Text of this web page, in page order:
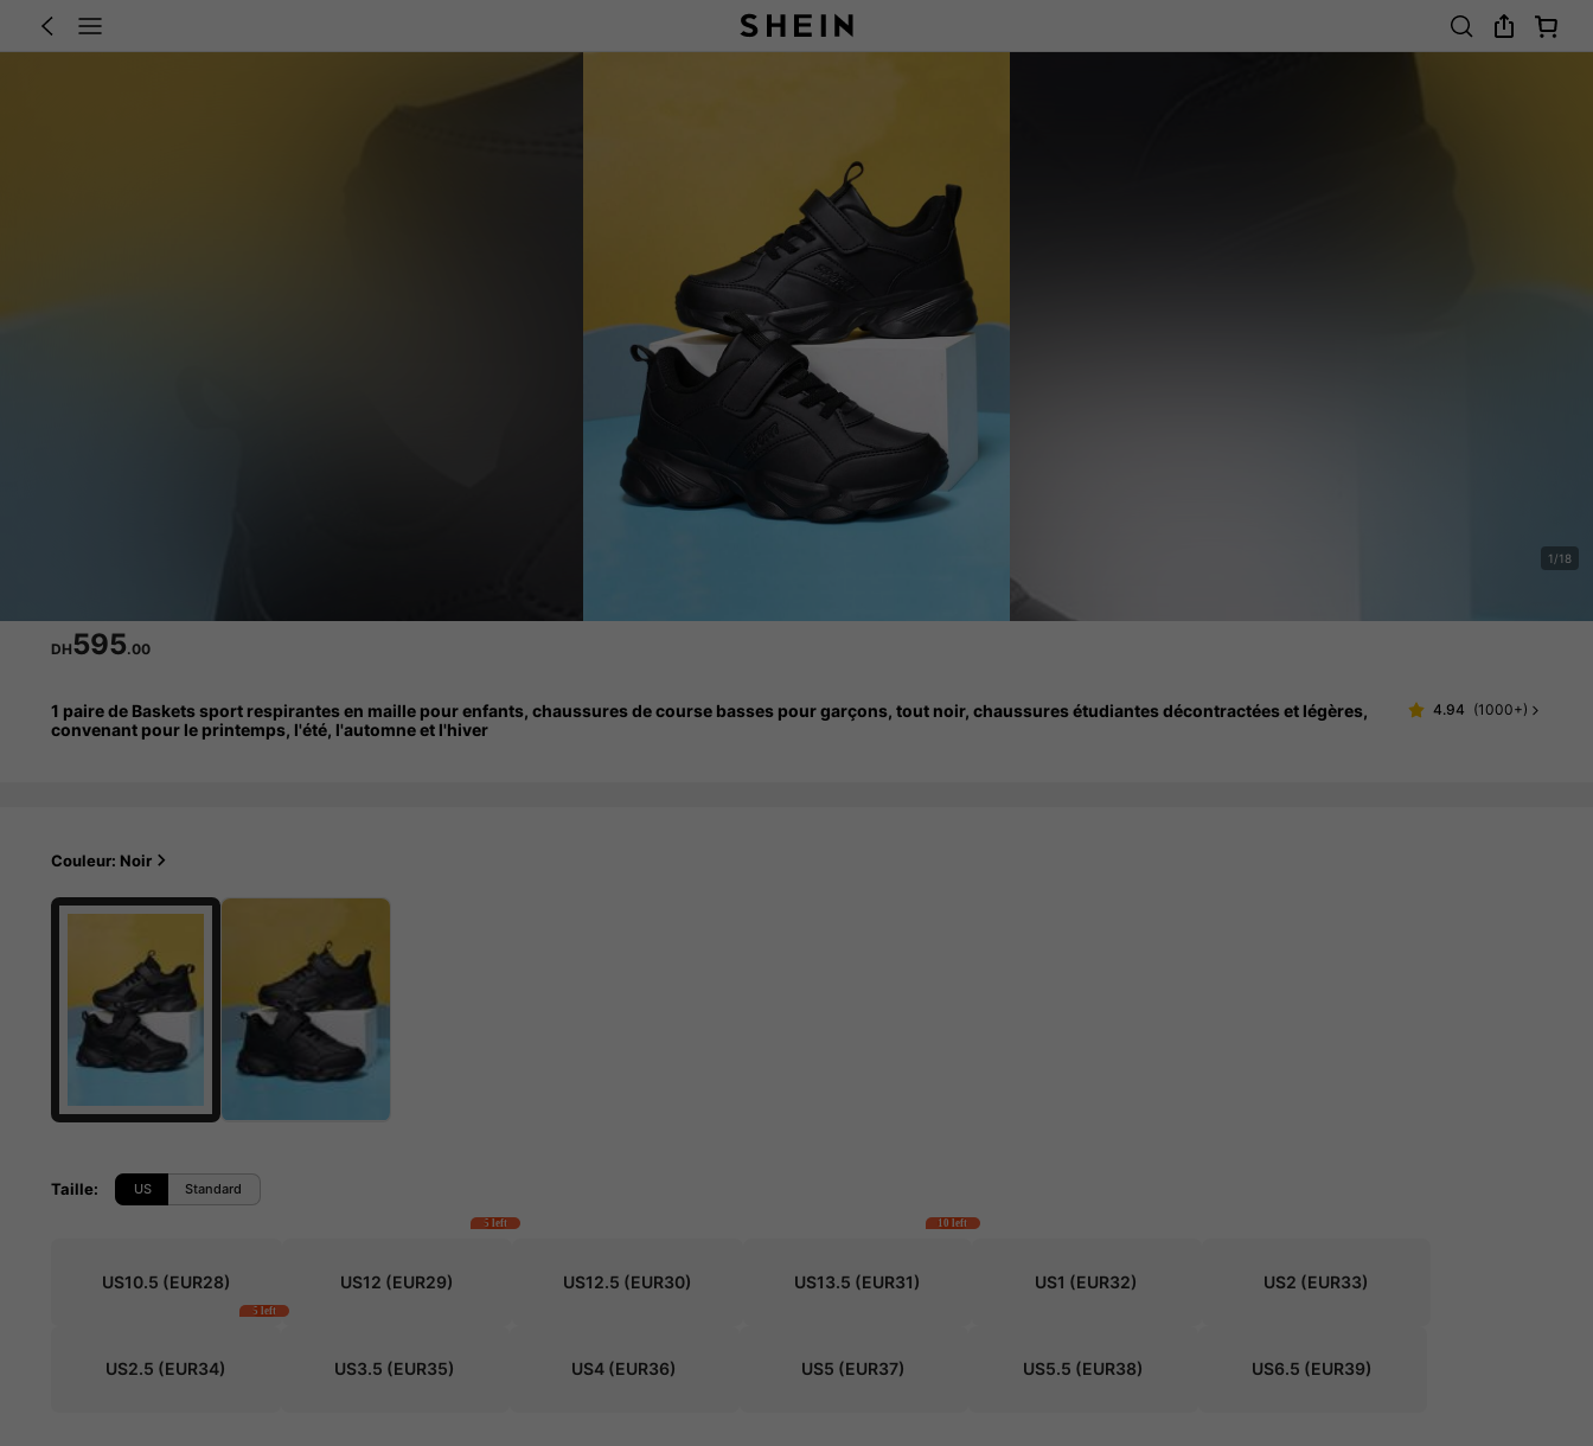
1/18
DH595.00
1 paire de Baskets sport respirantes en maille pour enfants, chaussures de course basses pour garçons, tout noir, chaussures étudiantes décontractées et légères,
convenant pour le printemps, l'été, l'automne et l'hiver
4.94 (1000+)
Couleur: Noir
Taille: US Standard
US10.5 (EUR28) US12 (EUR29)
5 left
US12.5 (EUR30) US13.5 (EUR31)
10 left
US1 (EUR32) US2 (EUR33)
US2.5 (EUR34)
5 left
US3.5 (EUR35) US4 (EUR36) US5 (EUR37) US5.5 (EUR38) US6.5 (EUR39)